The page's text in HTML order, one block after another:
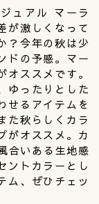
ュアル マーラ
が激しくなって
？今年の秋は少
ドの予感。マー
ススメです。
ゆったりとした
せるアイテムを
た秋らしくカラ
がオススメ。カ
合いある生地感
ントカラーとし
ム、ぜひチェッ